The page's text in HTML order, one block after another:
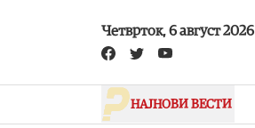
Четврток, 6 август 2026
НАЈНОВИ ВЕСТИ